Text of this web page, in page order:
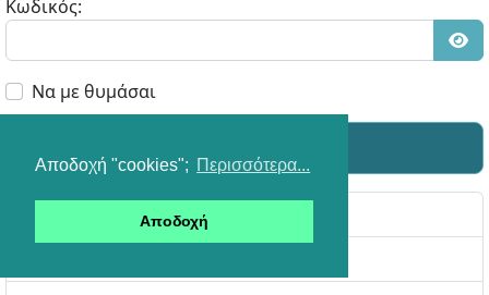
Αποδοχή "cookies"; Περισσότερα...
Αποδοχή
Κωδικός:
Να με θυμάσαι
Ξεχάσατε τον κωδικό πρόσβασής σας;